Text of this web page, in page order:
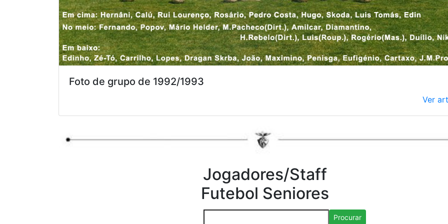
Foto de grupo de 1992/1993
Ver
Jogadores/Staff
Futebol Seniores
Procurar